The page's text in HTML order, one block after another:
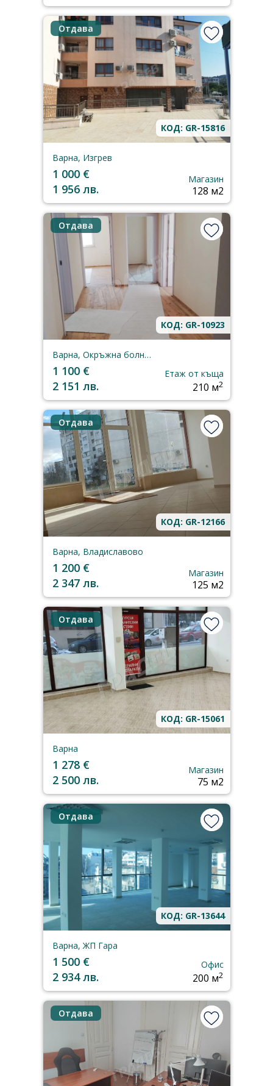
Отдава
КОД: GR-15816
Варна, Изгрев
1 000 €
1 956 лв.
Магазин
128 м2
Отдава
КОД: GR-10923
Варна, Окръжна болница
1 100 €
2 151 лв.
Етаж от къща
210 м2
Отдава
КОД: GR-12166
Варна, Владиславово
1 200 €
2 347 лв.
Магазин
125 м2
Отдава
КОД: GR-15061
Варна
1 278 €
2 500 лв.
Магазин
75 м2
Отдава
КОД: GR-13644
Варна, ЖП Гара
1 500 €
2 934 лв.
Офис
200 м2
Отдава